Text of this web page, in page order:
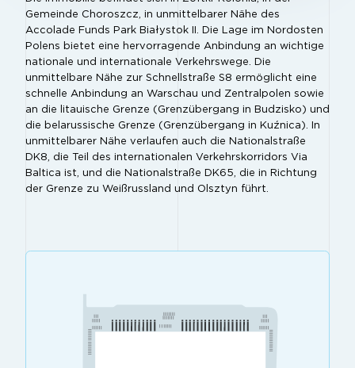
Gemeinde Choroszcz, in unmittelbarer Nähe des
Accolade Funds Park Białystok II. Die Lage im Nordosten
Polens bietet eine hervorragende Anbindung an wichtige
nationale und internationale Verkehrswege. Die
unmittelbare Nähe zur Schnellstraße S8 ermöglicht eine
schnelle Anbindung an Warschau und Zentralpolen sowie
an die litauische Grenze (Grenzübergang in Budzisko) und
die belarussische Grenze (Grenzübergang in Kuźnica). In
unmittelbarer Nähe verlaufen auch die Nationalstraße
DK8, die Teil des internationalen Verkehrskorridors Via
Baltica ist, und die Nationalstraße DK65, die in Richtung
der Grenze zu Weißrussland und Olsztyn führt.